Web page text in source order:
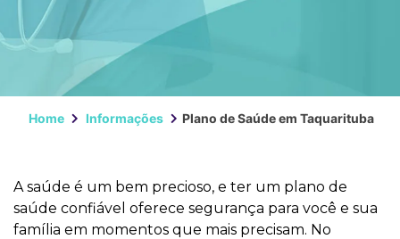
Home Informações Plano de Saúde em Taquarituba
A saúde é um bem precioso, e ter um plano de
saúde confiável oferece segurança para você e sua
família em momentos que mais precisam. No